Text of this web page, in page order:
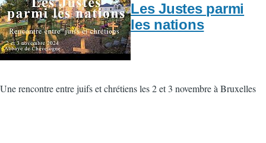
Les Justes parmi
les nations
Une rencontre entre juifs et chrétiens les 2 et 3 novembre à Bruxelles